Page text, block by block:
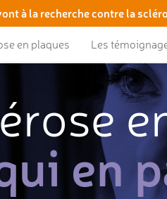
à la recherche contre la
en plaques Les
en